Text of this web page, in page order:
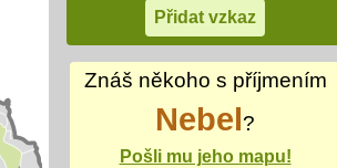
Znáš někoho s příjmením
Nebel ?
Pošli mu jeho mapu!